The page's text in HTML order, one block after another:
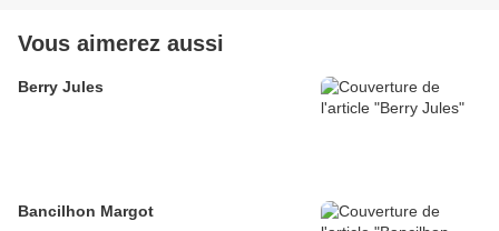
Vous aimerez aussi
Berry Jules
Bancilhon Margot